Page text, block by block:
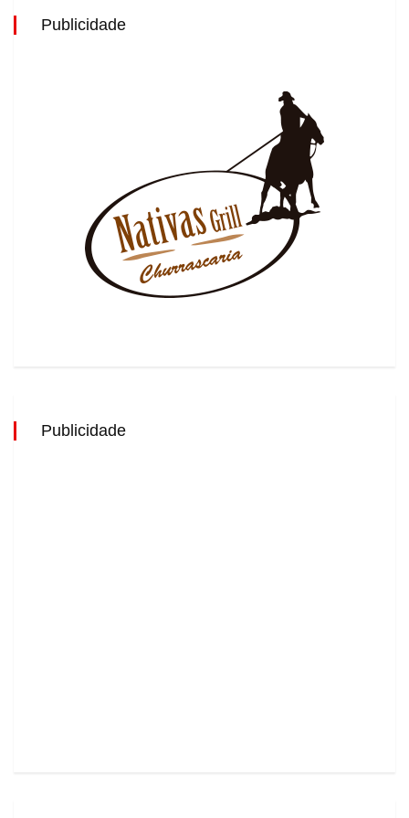
Publicidade
Publicidade